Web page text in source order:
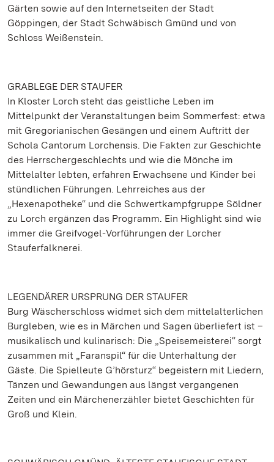
Gärten sowie auf den Internetseiten der Stadt
Göppingen, der Stadt Schwäbisch Gmünd und von
Schloss Weißenstein.
GRABLEGE DER STAUFER
In Kloster Lorch steht das geistliche Leben im
Mittelpunkt der Veranstaltungen beim Sommerfest: etwa
mit Gregorianischen Gesängen und einem Auftritt der
Schola Cantorum Lorchensis. Die Fakten zur Geschichte
des Herrschergeschlechts und wie die Mönche im
Mittelalter lebten, erfahren Erwachsene und Kinder bei
stündlichen Führungen. Lehrreiches aus der
„Hexenapotheke“ und die Schwertkampfgruppe Söldner
zu Lorch ergänzen das Programm. Ein Highlight sind wie
immer die Greifvogel-Vorführungen der Lorcher
Stauferfalknerei.
LEGENDÄRER URSPRUNG DER STAUFER
Burg Wäscherschloss widmet sich dem mittelalterlichen
Burgleben, wie es in Märchen und Sagen überliefert ist –
musikalisch und kulinarisch: Die „Speisemeisterei“ sorgt
zusammen mit „Faranspil“ für die Unterhaltung der
Gäste. Die Spielleute G’hörsturz“ begeistern mit Liedern,
Tänzen und Gewandungen aus längst vergangenen
Zeiten und ein Märchenerzähler bietet Geschichten für
Groß und Klein.